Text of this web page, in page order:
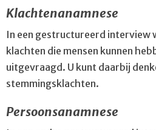
Klachtenanamnese
In een gestructureerd interview
klachten die mensen kunnen
uitgevraagd. U kunt daarbij
stemmingsklachten.
Persoonsanamnese